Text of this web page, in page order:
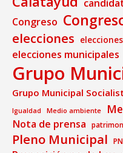
Congreso
elecciones
elecciones municipales
Grupo
Grupo Municipal
Igualdad Medio ambiente
Nota de prensa
Pleno Municipal